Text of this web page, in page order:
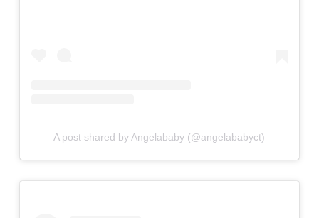
A post shared by Angelababy (@angelababyct)